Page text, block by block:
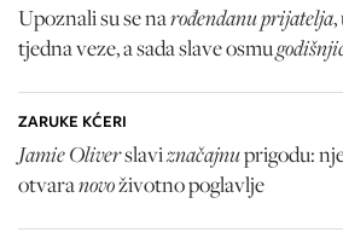
Upoznali su se narođendanu prijatelja,
tjedna veze, a sada slave osmu
ZARUKE KĆERI
Jamie Oliverslaviznačajnuprigodu:
otvaranovoživotno poglavlje